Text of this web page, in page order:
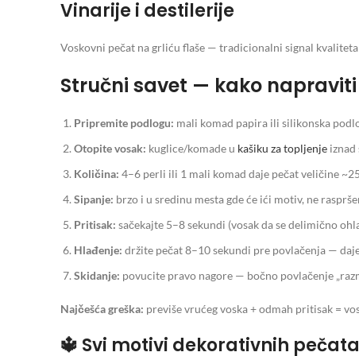
Vinarije i destilerije
Voskovni pečat na grliću flaše — tradicionalni signal
Stručni savet — kako
Pripremite podlogu: mali komad papira ili silikonska
Otopite vosak: kuglice/komade u kašiku za topljenje iznad
Količina: 4–6 perli ili 1 mali komad daje pečat veličine
Sipanje: brzo i u sredinu mesta gde će ići motiv, ne
Pritisak: sačekajte 5–8 sekundi (vosak da se delimično
Hlađenje: držite pečat 8–10 sekundi pre povlačenja —
Skidanje: povucite pravo nagore — bočno povlačenje
Najčešća greška: previše vrućeg voska + odmah pritisak =
🔱 Svi motivi dekorativnih pečata